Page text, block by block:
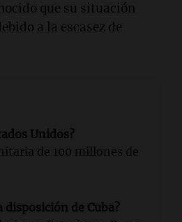
que su situación
a la escasez de
Unidos?
de 100 millones de
disposición de Cuba?